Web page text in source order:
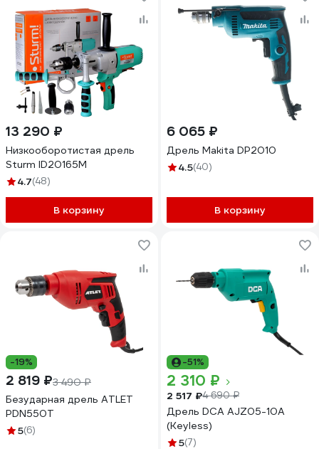
13 290 ₽
Низкооборотистая дрель
Sturm ID20165M
4.7(48)
В корзину
6 065 ₽
Дрель Makita DP2010
4.5(40)
В корзину
-19%
2 819 ₽3 490 ₽
Безударная дрель ATLET
PDN550T
5(6)
-51%
2 310 ₽
2 517 ₽4 690 ₽
Дрель DCA AJZ05-10A
(Keyless)
5(7)